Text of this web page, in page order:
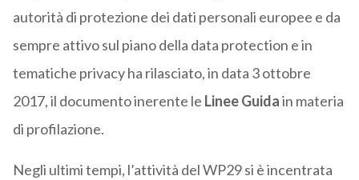
autorità di protezione dei dati personali europee e da
sempre attivo sul piano della data protection e in
tematiche privacy ha rilasciato, in data 3 ottobre
2017, il documento inerente le Linee Guidain materia
di profilazione.
Negli ultimi tempi, l’attività del WP29 si è incentrata